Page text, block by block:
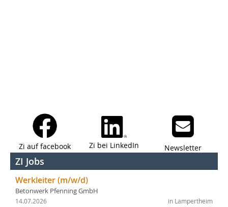
Zi auf facebook Zi bei LinkedIn Newsletter
ZI Jobs
Werkleiter (m/w/d)
Betonwerk Pfenning GmbH
in Lampertheim
14.07.2026